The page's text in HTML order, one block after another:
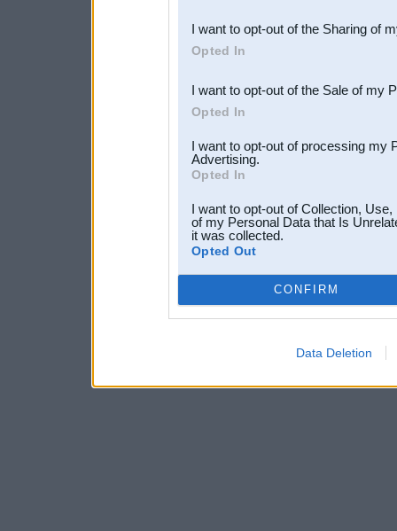
Downstream Participants
third parties.
I want to opt-out of the Sharing of
Opted In
I want to opt-out of the Sale of my
Opted In
I want to opt-out of processing my
Advertising.
Opted In
I want to opt-out of Collection,
of my Personal Data that Is
it was collected.
Opted Out
CONFIRM
Data Deletion